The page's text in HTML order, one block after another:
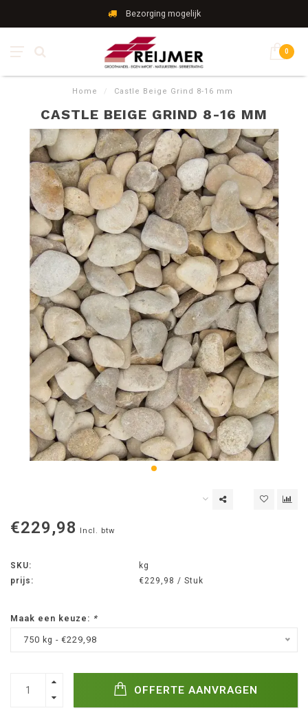
Bezorging mogelijk
0
Home / Castle Beige Grind 8-16 mm
CASTLE BEIGE GRIND 8-16 MM
€229,98 Incl. btw
SKU:
kg
prijs:
€229,98 / Stuk
Maak een keuze: *
750 kg - €229,98
OFFERTE AANVRAGEN